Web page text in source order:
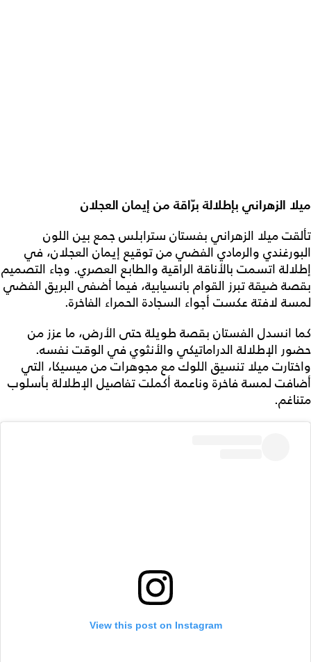
ميلا الزهراني بإطلالة برّاقة من إيمان العجلان
تألقت ميلا الزهراني بفستان سترابلس جمع بين اللون
البورغندي والرمادي الفضي من توقيع إيمان العجلان، في
إطلالة اتسمت بالأناقة الراقية والطابع العصري. وجاء التصميم
بقصة ضيقة تبرز القوام بانسيابية، فيما أضفى البريق الفضي
لمسة لافتة عكست أجواء السجادة الحمراء الفاخرة.
كما انسدل الفستان بقصة طويلة حتى الأرض، ما عزز من
حضور الإطلالة الدراماتيكي والأنثوي في الوقت نفسه.
واختارت ميلا تنسيق اللوك مع مجوهرات من ميسيكا، التي
أضافت لمسة فاخرة وناعمة أكملت تفاصيل الإطلالة بأسلوب
متناغم.
View this post on Instagram